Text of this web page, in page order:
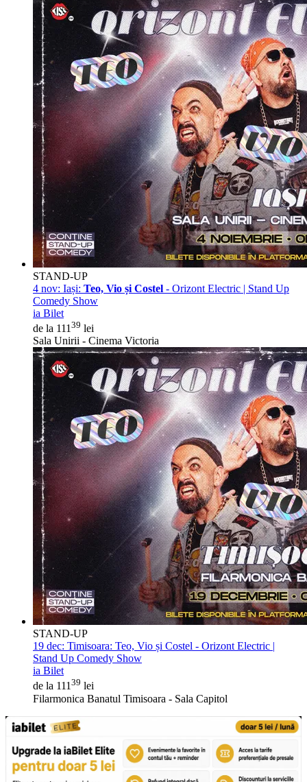
STAND-UP
4 nov: Iași: Teo, Vio și Costel - Orizont Electric | Stand Up
Comedy Show
ia Bilet
de la 111 39 lei
Sala Unirii - Cinema Victoria
STAND-UP
19 dec: Timisoara: Teo, Vio și Costel - Orizont Electric |
Stand Up Comedy Show
ia Bilet
de la 11139 lei
Filarmonica Banatul Timisoara - Sala Capitol